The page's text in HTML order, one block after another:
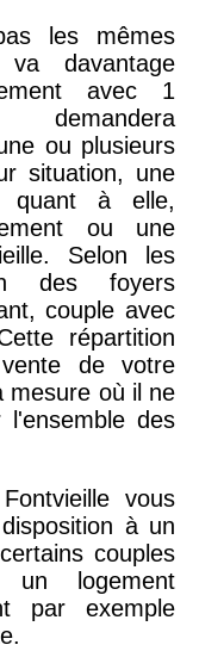
les mêmes
davantage
avec 1
ou plusieurs
situation, une
quant à elle,
ou une
Selon les
des foyers
couple avec
répartition
de votre
mesure où il ne
des
vous
à un
couples
un logement
par exemple